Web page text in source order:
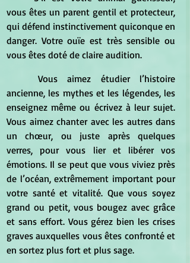
vous êtes un parent gentil et protecteur,
qui défend instinctivement quiconque en
danger. Votre ouïe est très sensible ou
vous êtes doté de claire audition.
ancienne, les mythes et les légendes, les
enseignez même ou écrivez à leur sujet.
Vous aimez chanter avec les autres dans
un chœur, ou juste après quelques
verres, pour vous lier et libérer vos
émotions. Il se peut que vous viviez près
de l’océan, extrêmement important pour
votre santé et vitalité. Que vous soyez
grand ou petit, vous bougez avec grâce
et sans effort. Vous gérez bien les crises
graves auxquelles vous êtes confronté et
en sortez plus fort et plus sage.